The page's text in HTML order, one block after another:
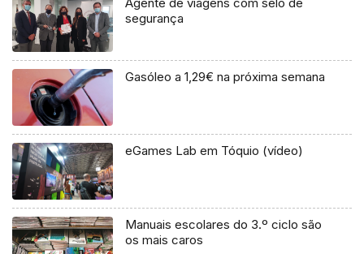
segurança
Gasóleo a 1,29€ na próxima semana
eGames Lab em Tóquio (vídeo)
Manuais escolares do 3.º ciclo são
os mais caros